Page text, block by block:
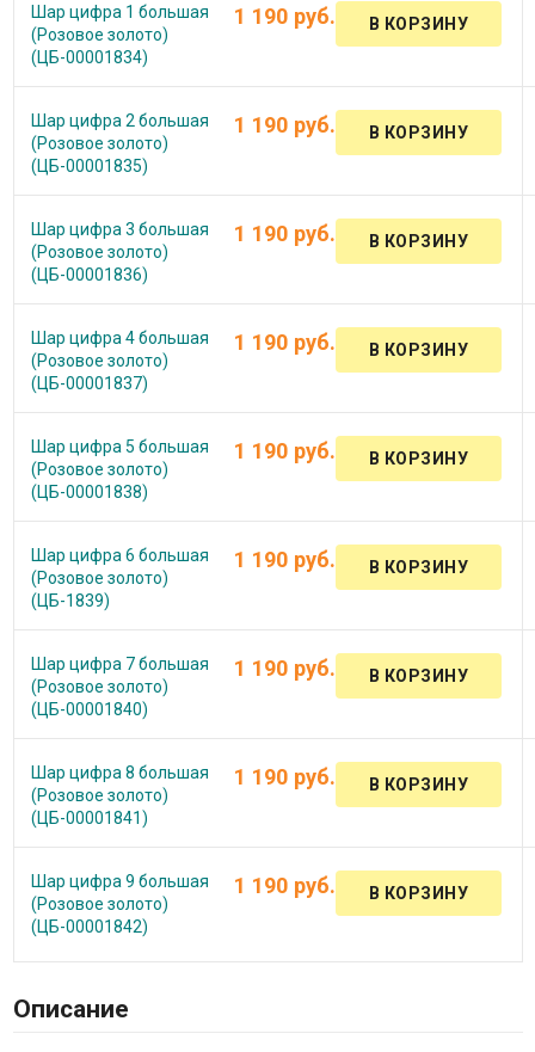
Шар цифра 1 большая
(Розовое золото)
(ЦБ-00001834)
1 190 руб.
Шар цифра 2 большая
(Розовое золото)
(ЦБ-00001835)
1 190 руб.
Шар цифра 3 большая
(Розовое золото)
(ЦБ-00001836)
1 190 руб.
Шар цифра 4 большая
(Розовое золото)
(ЦБ-00001837)
1 190 руб.
Шар цифра 5 большая
(Розовое золото)
(ЦБ-00001838)
1 190 руб.
Шар цифра 6 большая
(Розовое золото)
(ЦБ-1839)
1 190 руб.
Шар цифра 7 большая
(Розовое золото)
(ЦБ-00001840)
1 190 руб.
Шар цифра 8 большая
(Розовое золото)
(ЦБ-00001841)
1 190 руб.
Шар цифра 9 большая
(Розовое золото)
(ЦБ-00001842)
1 190 руб.
Описание